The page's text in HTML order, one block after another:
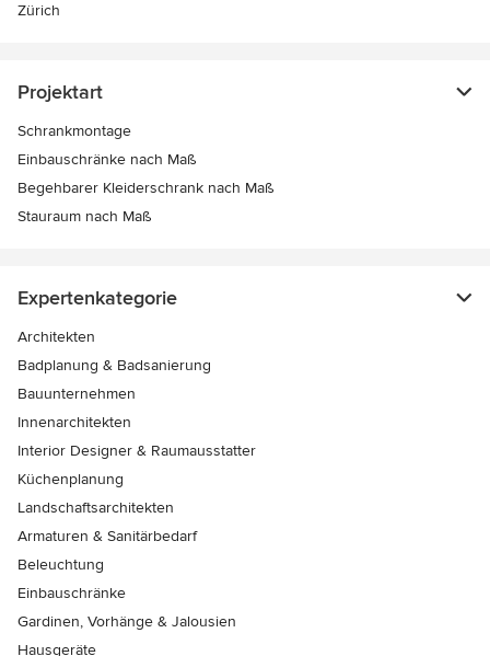
Zürich
Projektart
Schrankmontage
Einbauschränke nach Maß
Begehbarer Kleiderschrank nach Maß
Stauraum nach Maß
Expertenkategorie
Architekten
Badplanung & Badsanierung
Bauunternehmen
Innenarchitekten
Interior Designer & Raumausstatter
Küchenplanung
Landschaftsarchitekten
Armaturen & Sanitärbedarf
Beleuchtung
Einbauschränke
Gardinen, Vorhänge & Jalousien
Hausgeräte